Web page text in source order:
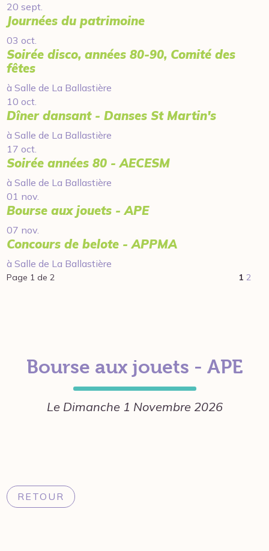
20 sept.
Journées du patrimoine
03 oct.
Soirée disco, années 80-90, Comité des
fêtes
à Salle de La Ballastière
10 oct.
Dîner dansant - Danses St Martin's
à Salle de La Ballastière
17 oct.
Soirée années 80 - AECESM
à Salle de La Ballastière
01 nov.
Bourse aux jouets - APE
07 nov.
Concours de belote - APPMA
à Salle de La Ballastière
Page 1 de 2 1 2
Bourse aux jouets - APE
Le Dimanche 1 Novembre 2026
RETOUR